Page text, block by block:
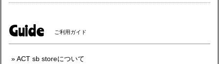
Guide ご利用ガイド
ACT sb storeについて